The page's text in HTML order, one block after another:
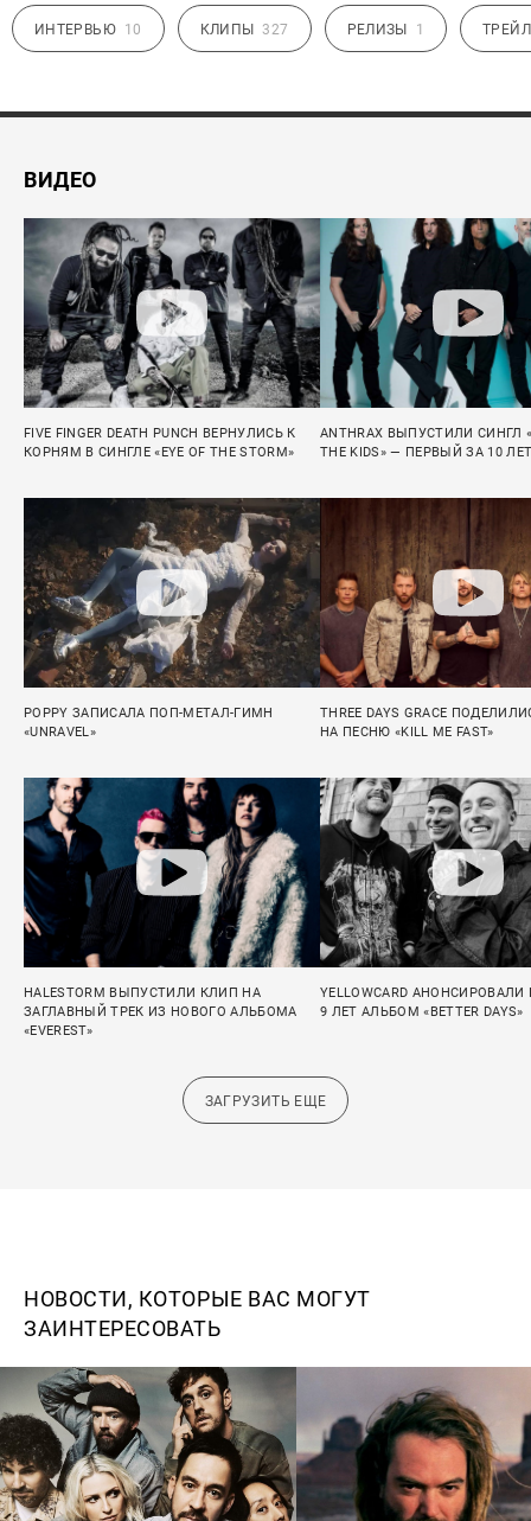
ИНТЕРВЬЮ 10 КЛИПЫ 327 РЕЛИЗЫ 1
ВИДЕО
FIVE FINGER DEATH PUNCH ВЕРНУЛИСЬ К
КОРНЯМ В СИНГЛЕ «EYE OF THE STORM»
ANTHRAX ВЫПУСТИЛИ СИНГЛ
THE KIDS» — ПЕРВЫЙ ЗА 10
POPPY ЗАПИСАЛА ПОП-МЕТАЛ-ГИМН
«UNRAVEL»
THREE DAYS GRACE
НА ПЕСНЮ «KILL ME FAST»
HALESTORM ВЫПУСТИЛИ КЛИП НА
ЗАГЛАВНЫЙ ТРЕК ИЗ НОВОГО АЛЬБОМА
«EVEREST»
YELLOWCARD
9 ЛЕТ АЛЬБОМ «BETTER DAYS»
ЗАГРУЗИТЬ ЕЩЕ
НОВОСТИ, КОТОРЫЕ ВАС МОГУТ
ЗАИНТЕРЕСОВАТЬ